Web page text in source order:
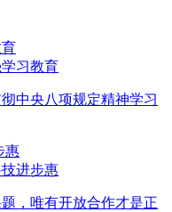
中央八项规定精神学习
惠
，唯有开放合作才是正